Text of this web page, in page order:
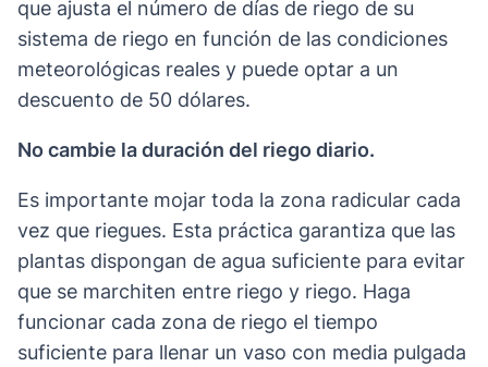
que ajusta el número de días de riego de su
sistema de riego en función de las condiciones
meteorológicas reales y puede optar a un
descuento de 50 dólares.
No cambie la duración del riego diario.
Es importante mojar toda la zona radicular cada
vez que riegues. Esta práctica garantiza que las
plantas dispongan de agua suficiente para evitar
que se marchiten entre riego y riego. Haga
funcionar cada zona de riego el tiempo
suficiente para llenar un vaso con media pulgada